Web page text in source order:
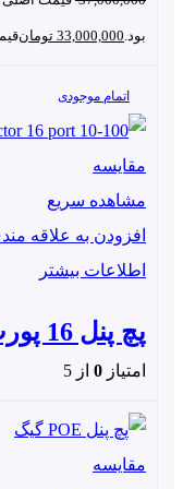
33,000,000 تومان قیمت فعلی 33,000,000
اتمام موجودی
مقایسه
مشاهده سریع
افزودن به علاقه مندی
اطلاعات بیشتر
پچ پنل 16 پورت POE
امتیاز0از 5
مقایسه